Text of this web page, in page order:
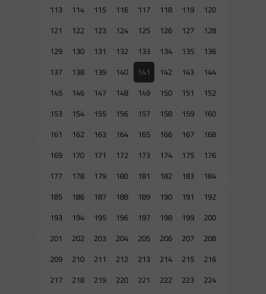
113
114 115 116 117 118 119
120
121
122 123 124 125 126 127
128
129
130 131 132 133 134 135
136
137
138 139 140 141 142 143
144
145
146 147 148 149 150 151
152
153
154 155 156 157 158 159
160
161
162 163 164 165 166 167
168
169
170 171 172 173 174 175
176
177
178 179 180 181 182 183
184
185
186 187 188 189 190 191
192
193
194 195 196 197 198 199
200
201
202 203 204 205 206 207
208
209
210 211 212 213 214 215
216
217
218 219 220 221 222 223
224